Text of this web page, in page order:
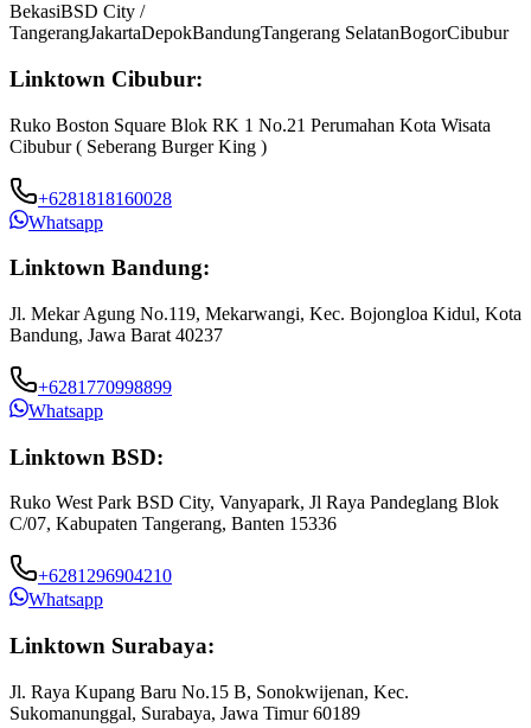
BekasiBSD City /
TangerangJakartaDepokBandungTangerang SelatanBogorCibubur
Linktown Cibubur:
Ruko Boston Square Blok RK 1 No.21 Perumahan Kota Wisata
Cibubur ( Seberang Burger King )
+6281818160028
Whatsapp
Linktown Bandung:
Jl. Mekar Agung No.119, Mekarwangi, Kec. Bojongloa Kidul, Kota
Bandung, Jawa Barat 40237
+6281770998899
Whatsapp
Linktown BSD:
Ruko West Park BSD City, Vanyapark, Jl Raya Pandeglang Blok
C/07, Kabupaten Tangerang, Banten 15336
+6281296904210
Whatsapp
Linktown Surabaya:
Jl. Raya Kupang Baru No.15 B, Sonokwijenan, Kec.
Sukomanunggal, Surabaya, Jawa Timur 60189